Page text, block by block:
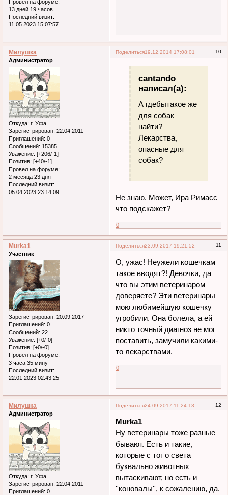
Провел на форуме:
13 дней 19 часов
Последний визит:
11.05.2023 15:07:57
Поделиться 10
19.12.2014 17:08:01
Милушка
Администратор
Откуда: г. Уфа
Зарегистрирован: 22.04.2011
Приглашений: 0
Сообщений: 15385
Уважение: [+206/-1]
Позитив: [+40/-1]
Провел на форуме:
2 месяца 23 дня
Последний визит:
05.04.2023 23:14:09
cantando
написал(а):
А гдебытакое же
для собак
найти?
Лекарства,
опасные для
собак?
Не знаю. Может, Ира Римасс
что подскажет?
0
Поделиться 11
23.09.2017 19:21:52
Murka1
Участник
Зарегистрирован: 20.09.2017
Приглашений: 0
Сообщений: 22
Уважение: [+0/-0]
Позитив: [+0/-0]
Провел на форуме:
3 часа 35 минут
Последний визит:
22.01.2023 02:43:25
О, ужас! Неужели кошечкам
такое вводят?! Девочки, да
что вы этим ветеринаром
доверяете? Эти ветеринары
мою любимейшую кошечку
угробили. Она болела, а ей
никто точный диагноз не мог
поставить, замучили какими-
то лекарствами.
0
Поделиться 12
24.09.2017 11:24:13
Милушка
Администратор
Откуда: г. Уфа
Зарегистрирован: 22.04.2011
Приглашений: 0
Murka1
Ну ветеринары тоже разные
бывают. Есть и такие,
которые с тог о света
буквально животных
вытаскивают, но есть и
''коновалы'', к сожалению, да.